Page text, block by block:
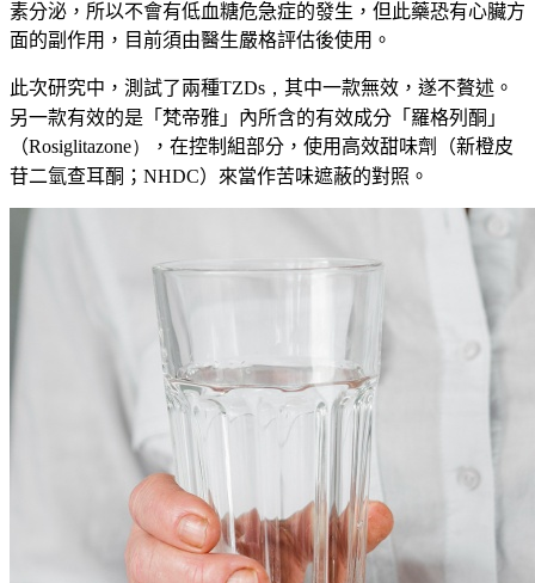
素分泌，所以不會有低血糖危急症的發生，但此藥恐有心臟方
面的副作用，目前須由醫生嚴格評估後使用。
此次研究中，測試了兩種TZDs， 其中一款無效，遂不贅述。
另一款有效的是「梵帝雅」 內所含的有效成分「羅格列酮」
（Rosiglitazone）
，在控制組部分，使用高效甜味劑（新橙皮
苷二氫查耳酮； NHDC）來當作苦味遮蔽的對照。